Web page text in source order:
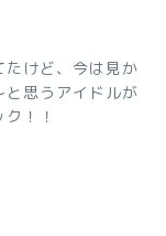
たけど、今は見か
と思うアイドルが
！！